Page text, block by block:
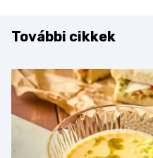
További cikkek